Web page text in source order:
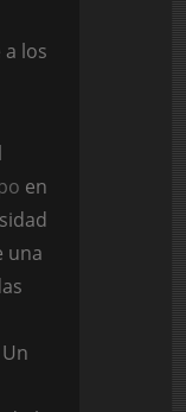
los
en
una